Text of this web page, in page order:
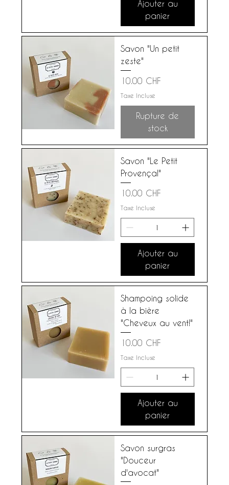
Ajouter au
panier
Savon "Un petit
zeste"
Prix
10.00 CHF
Taxe Incluse
Rupture de
stock
Savon "Le Petit
Provençal"
Prix
10.00 CHF
Taxe Incluse
Ajouter au
panier
Shampoing solide
à la bière
"Cheveux au vent!"
Prix
10.00 CHF
Taxe Incluse
Ajouter au
panier
Savon surgras
"Douceur
d'avocat"